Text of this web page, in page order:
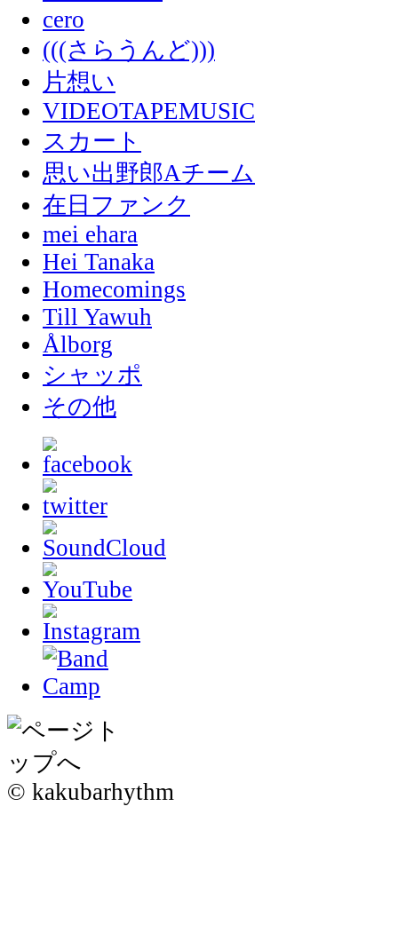
cero
(((さらうんど)))
片想い
VIDEOTAPEMUSIC
スカート
思い出野郎Aチーム
在日ファンク
mei ehara
Hei Tanaka
Homecomings
Till Yawuh
Ålborg
シャッポ
その他
© kakubarhythm